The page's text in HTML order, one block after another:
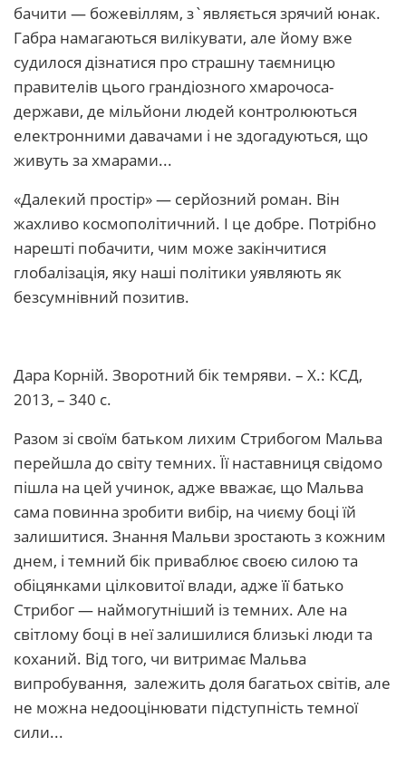
бачити — божевіллям, з`являється зрячий юнак.
Габра намагаються вилікувати, але йому вже
судилося дізнатися про страшну таємницю
правителів цього грандіозного хмарочоса-
держави, де мільйони людей контролюються
електронними давачами і не здогадуються, що
живуть за хмарами...
«Далекий простір» — серйозний роман. Він
жахливо космополітичний. І це добре. Потрібно
нарешті побачити, чим може закінчитися
глобалізація, яку наші політики уявляють як
безсумнівний позитив.
Дара Корній. Зворотний бік темряви. – Х.: КСД,
2013, – 340 с.
Разом зі своїм батьком лихим Стрибогом Мальва
перейшла до світу темних. Її наставниця свідомо
пішла на цей учинок, адже вважає, що Мальва
сама повинна зробити вибір, на чиєму боці їй
залишитися. Знання Мальви зростають з кожним
днем, і темний бік приваблює своєю силою та
обіцянками цілковитої влади, адже її батько
Стрибог — наймогутніший із темних. Але на
світлому боці в неї залишилися близькі люди та
коханий. Від того, чи витримає Мальва
випробування, залежить доля багатьох світів, але
не можна недооцінювати підступність темної
сили...